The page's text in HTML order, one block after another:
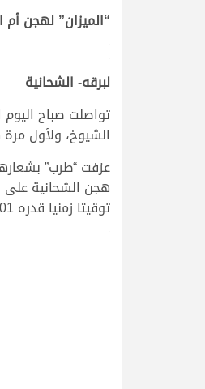
“الميزان” لهجن
لبرقه- الشحانية
الشيوخ، ولأول مرة هذا الموسم
عزفت “طرب”
هجن الشحانية على
توقيتا زمنيا قدره 12:48:01 دقيقة، و”جمايل” سجلت 12:24:44 دقيقة، و”وسام” سجلت 12:49:55 دقيقة.